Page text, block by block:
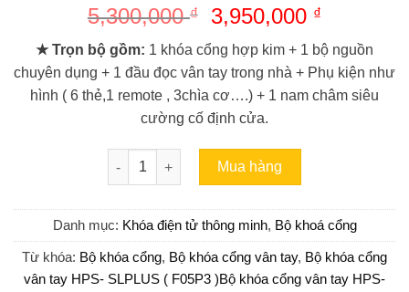
5,300,000₫ 3,950,000 ₫
★ Trọn bộ gồm: 1 khóa cổng hợp kim + 1 bộ nguồn
chuyên dụng + 1 đầu đọc vân tay trong nhà + Phụ kiện như
hình ( 6 thẻ,1 remote , 3chìa cơ….) + 1 nam châm siêu
cường cố định cửa.
Bộ khóa cổng vân tay HPS- SLPLUS ( F05P3 )
Mua hàng
Danh mục: Khóa điện tử thông minh, Bộ khoá cổng
Từ khóa: Bộ khóa cổng, Bộ khóa cổng vân tay, Bộ khóa cổng
vân tay HPS- SLPLUS ( F05P3 )Bộ khóa cổng vân tay HPS-